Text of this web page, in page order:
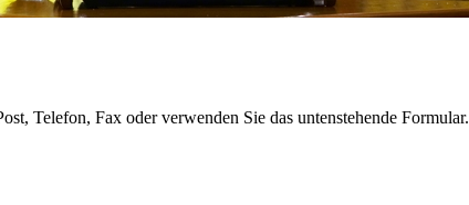
Telefon, Fax oder verwenden Sie das untenstehende Formular.